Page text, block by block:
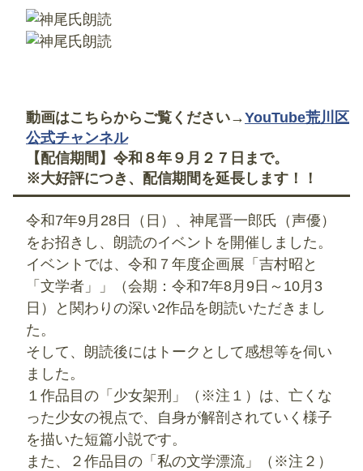
動画はこちらからご覧ください→YouTube荒川区
公式チャンネル
【配信期間】令和８年９月２７日まで。
※大好評につき、配信期間を延長します！！
令和7年9月28日（日）、神尾晋一郎氏（声優）
をお招きし、朗読のイベントを開催しました。
イベントでは、令和７年度企画展「吉村昭と
「文学者」」（会期：令和7年8月9日～10月3
日）と関わりの深い2作品を朗読いただきまし
た。
そして、朗読後にはトークとして感想等を伺い
ました。
１作品目の「少女架刑」（※注１）は、亡くな
った少女の視点で、自身が解剖されていく様子
を描いた短篇小説です。
また、２作品目の「私の文学漂流」（※注２）